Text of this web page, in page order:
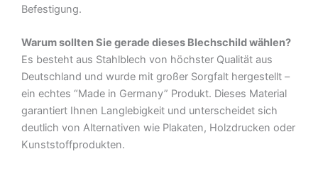
Befestigung.
Warum sollten Sie gerade dieses Blechschild wählen?
Es besteht aus Stahlblech von höchster Qualität aus
Deutschland und wurde mit großer Sorgfalt hergestellt –
ein echtes “Made in Germany” Produkt. Dieses Material
garantiert Ihnen Langlebigkeit und unterscheidet sich
deutlich von Alternativen wie Plakaten, Holzdrucken oder
Kunststoffprodukten.